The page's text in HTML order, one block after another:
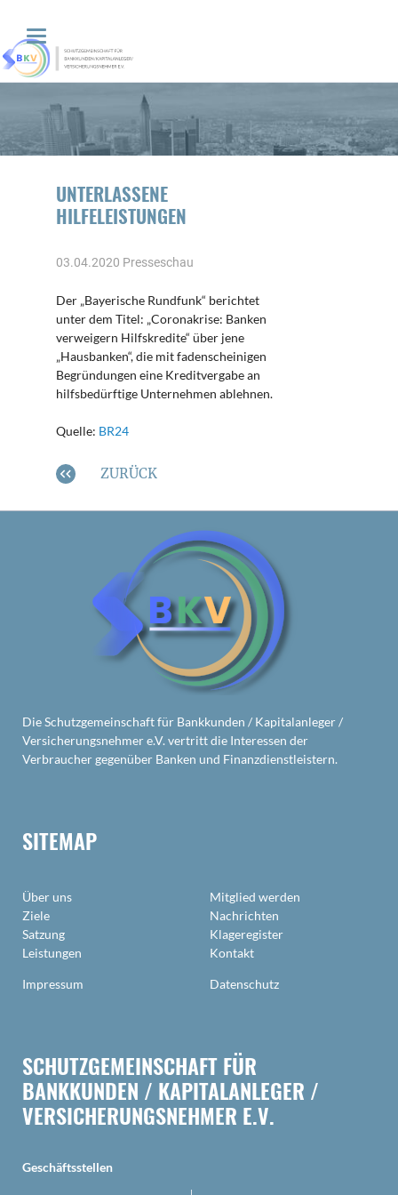
UNTERLASSENE
HILFELEISTUNGEN
03.04.2020 Presseschau
Der „Bayerische Rundfunk“ berichtet
unter dem Titel: „Coronakrise: Banken
verweigern Hilfskredite“ über jene
„Hausbanken“, die mit fadenscheinigen
Begründungen eine Kreditvergabe an
hilfsbedürftige Unternehmen ablehnen.
Quelle: BR24
ZURÜCK
Die Schutzgemeinschaft für Bankkunden / Kapitalanleger /
Versicherungsnehmer e.V. vertritt die Interessen der
Verbraucher gegenüber Banken und Finanzdienstleistern.
SITEMAP
Über uns
Ziele
Satzung
Leistungen
Impressum
Mitglied werden
Nachrichten
Klageregister
Kontakt
Datenschutz
SCHUTZGEMEINSCHAFT FÜR
BANKKUNDEN / KAPITALANLEGER /
VERSICHERUNGSNEHMER E.V.
Geschäftsstellen